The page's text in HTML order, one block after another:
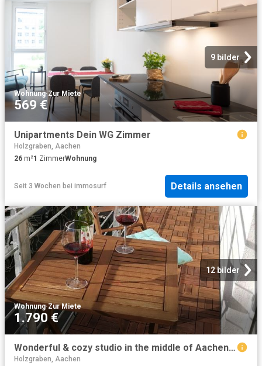
9 bilder
Wohnung·Zur Miete
569 €
Unipartments Dein WG Zimmer
Holzgraben, Aachen
26 m²1 ZimmerWohnung
Seit 3 Wochen bei immosurf Details ansehen
12 bilder
Wohnung·Zur Miete
1.790 €
Wonderful & cozy studio in the middle of Aachen in the trendy Pontviertel, close to the university and 5 minutes from the historic center, Aachen Amsterdam Apartments for Rent
Holzgraben, Aachen